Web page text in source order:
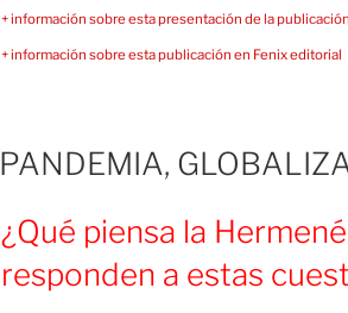
+ información sobre esta presentación de la
+ información sobre esta publicación en Fenix editorial
PANDEMIA,
¿Qué piensa la
responden a estas